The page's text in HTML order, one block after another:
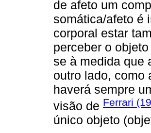
de afeto um
somática/afeto é
corporal estar
perceber o
se à medida que
outro lado, como
haverá sempre
visão de Ferrari
único objeto